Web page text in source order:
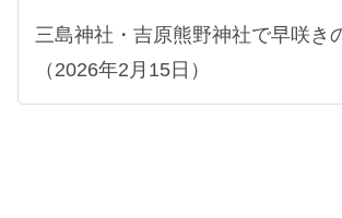
三島神社・吉原熊野神社で早咲き
（2026年2月15日）